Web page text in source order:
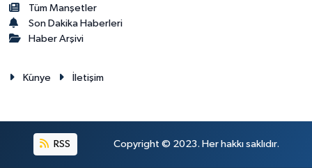
Tüm Manşetler
Son Dakika Haberleri
Haber Arşivi
Künye İletişim
RSS Copyright © 2023. Her hakkı saklıdır.